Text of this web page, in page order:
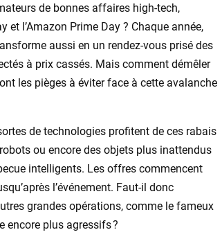
de bonnes affaires high-tech,
l’Amazon Prime Day ? Chaque année,
aussi en un rendez-vous prisé des
à prix cassés. Mais comment démêler
les pièges à éviter face à cette avalanche
de technologies profitent de ces rabais
ou encore des objets plus inattendus
intelligents. Les offres commencent
l’événement. Faut-il donc
grandes opérations, comme le fameux
encore plus agressifs ?